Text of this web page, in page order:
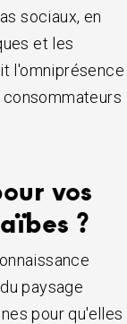
sociaux, en
et les
l'omniprésence
vos
?
paysage
pour qu'elles